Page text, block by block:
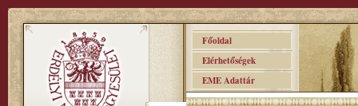
Főoldal
Elérhetőségek
EME Adattár